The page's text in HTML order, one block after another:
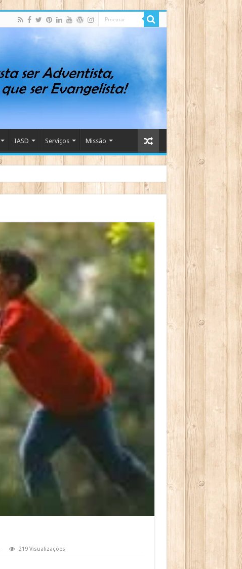
IASD Serviços Missão
219 Visualizações